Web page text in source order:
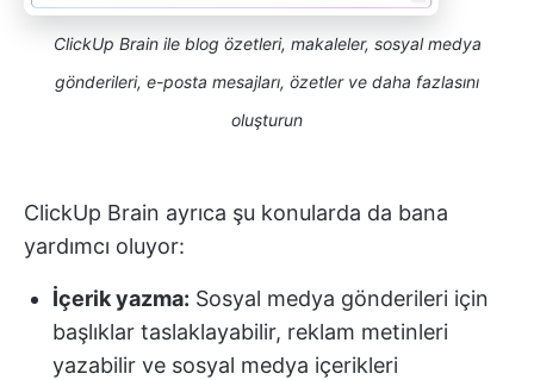
ClickUp Brain ile blog özetleri, makaleler, sosyal medya
gönderileri, e-posta mesajları, özetler ve daha fazlasını
oluşturun
ClickUp Brain ayrıca şu konularda da bana
yardımcı oluyor:
İçerik yazma: Sosyal medya gönderileri için
başlıklar taslaklayabilir, reklam metinleri
yazabilir ve sosyal medya içerikleri